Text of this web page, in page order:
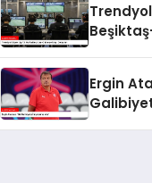
Ergin